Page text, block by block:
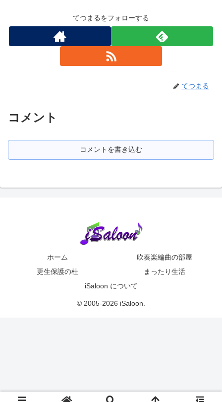
てつまるをフォローする
てつまる
コメント
コメントを書き込む
ホーム
吹奏楽編曲の部屋
更生保護の杜
まったり生活
iSaloon について
© 2005-2026 iSaloon.